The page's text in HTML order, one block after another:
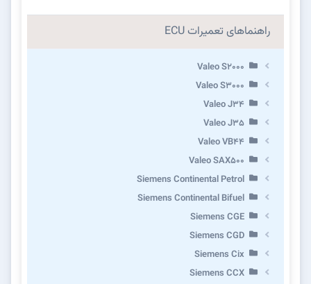
راهنماهای تعمیرات ECU
Valeo S2000
Valeo S3000
Valeo J34
Valeo J35
Valeo VB44
Valeo SAX500
Siemens Continental Petrol
Siemens Continental Bifuel
Siemens CGE
Siemens CGD
Siemens Cix
Siemens CCX